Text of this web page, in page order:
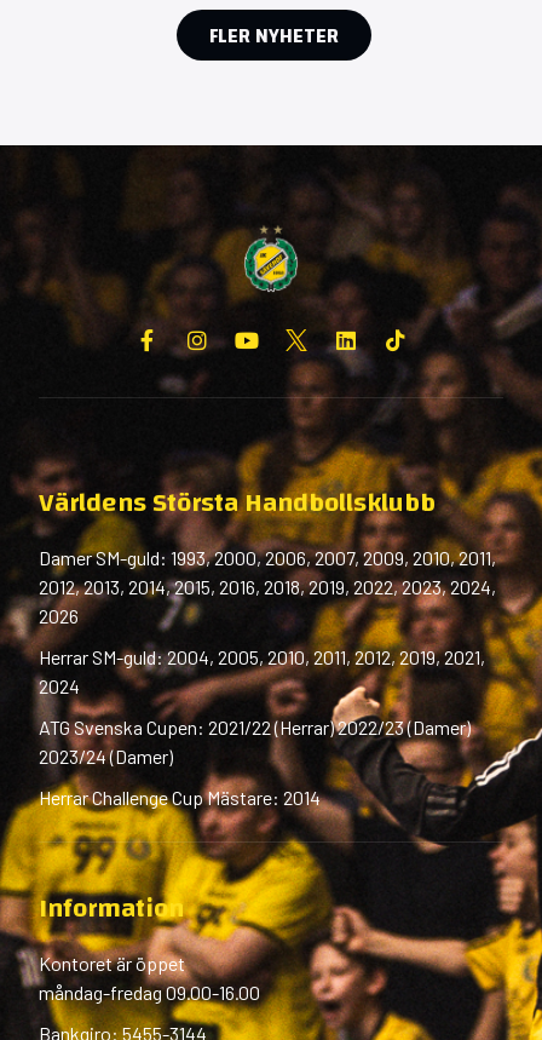
FLER NYHETER
Världens Största Handbollsklubb
Damer SM-guld: 1993, 2000, 2006, 2007, 2009, 2010, 2011,
2012, 2013, 2014, 2015, 2016, 2018, 2019, 2022, 2023, 2024,
2026
Herrar SM-guld: 2004, 2005, 2010, 2011, 2012, 2019, 2021,
2024
ATG Svenska Cupen: 2021/22 (Herrar) 2022/23 (Damer)
2023/24 (Damer)
Herrar Challenge Cup Mästare: 2014
Information
Kontoret är öppet
måndag-fredag 09.00-16.00
Bankgiro: 5455-3144